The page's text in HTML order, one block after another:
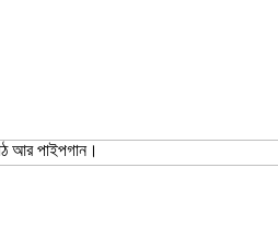
আর পাইপগান।